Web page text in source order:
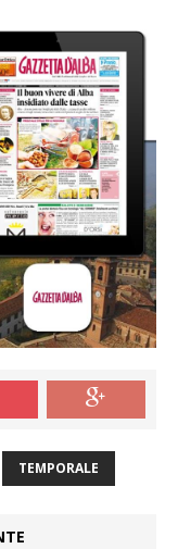
TEMPORALE